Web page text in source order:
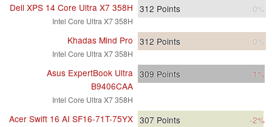
Dell XPS 14 Core Ultra X7 358H
Intel Core Ultra X7 358H
312 Points 0%
Khadas Mind Pro
Intel Core Ultra X7 358H
312 Points 0%
Asus ExpertBook Ultra
B9406CAA
Intel Core Ultra X7 358H
309 Points -1%
Acer Swift 16 AI SF16-71T-75YX 307 Points -2%